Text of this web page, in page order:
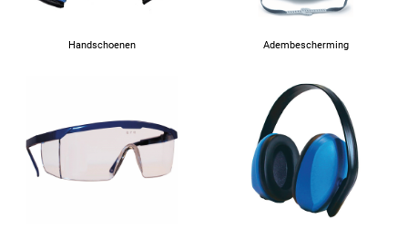
48
Handschoenen Adembescherming